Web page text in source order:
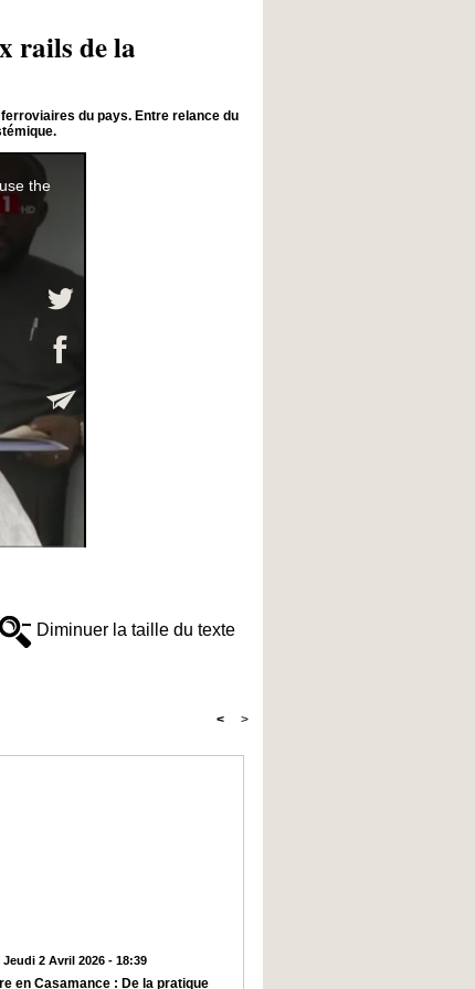
rails de la
du pays. Entre relance du
Diminuer la taille du texte
< >
Jeudi 2 Avril 2026 - 18:39
en Casamance : De la pratique